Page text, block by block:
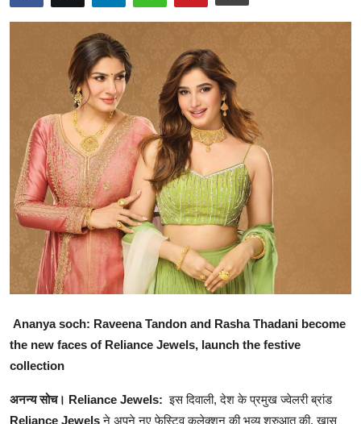
राजस्थान
ट्रेंडिंग
Hindi
Ananya soch: Raveena Tandon and Rasha Thadani become
the new faces of Reliance Jewels, launch the festive
collection
अनन्य सोच। Reliance Jewels: इस दिवाली, देश के प्रमुख ज्वेलरी ब्रांड
Reliance Jewelsने अपने नए फेस्टिव कलेक्शन की भव्य शुरुआत की. खास